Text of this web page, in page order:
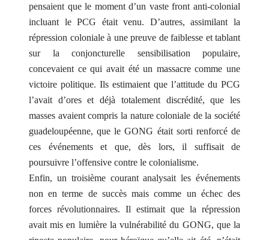
pensaient que le moment d’un vaste front anti-colonial
incluant le PCG était venu. D’autres, assimilant la
répression coloniale à une preuve de faiblesse et tablant
sur la conjoncturelle sensibilisation populaire,
concevaient ce qui avait été un massacre comme une
victoire politique. Ils estimaient que l’attitude du PCG
l’avait d’ores et déjà totalement discrédité, que les
masses avaient compris la nature coloniale de la société
guadeloupéenne, que le GONG était sorti renforcé de
ces événements et que, dès lors, il suffisait de
poursuivre l’offensive contre le colonialisme.
Enfin, un troisième courant analysait les événements
non en terme de succès mais comme un échec des
forces révolutionnaires. Il estimait que la répression
avait mis en lumière la vulnérabilité du GONG, que la